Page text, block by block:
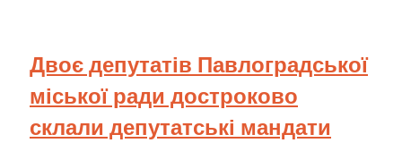
Двоє депутатів Павлоградської
міської ради достроково
склали депутатські мандати